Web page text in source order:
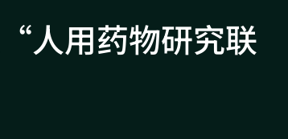
“人用药物研究联